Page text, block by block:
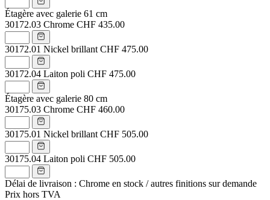
Étagère avec galerie 61 cm
30172.03 Chrome CHF 435.00
30172.01 Nickel brillant CHF 475.00
30172.04 Laiton poli CHF 475.00
Étagère avec galerie 80 cm
30175.03 Chrome CHF 460.00
30175.01 Nickel brillant CHF 505.00
30175.04 Laiton poli CHF 505.00
Délai de livraison : Chrome en stock / autres finitions sur demande
Prix hors TVA